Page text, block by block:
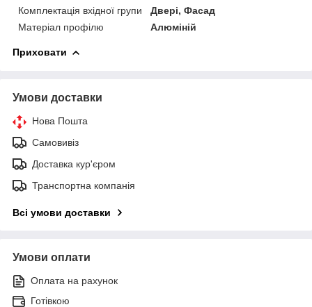
Комплектація вхідної групи
Двері, Фасад
Матеріал профілю
Алюміній
Приховати
Умови доставки
Нова Пошта
Самовивіз
Доставка кур'єром
Транспортна компанія
Всі умови доставки
Умови оплати
Оплата на рахунок
Готівкою